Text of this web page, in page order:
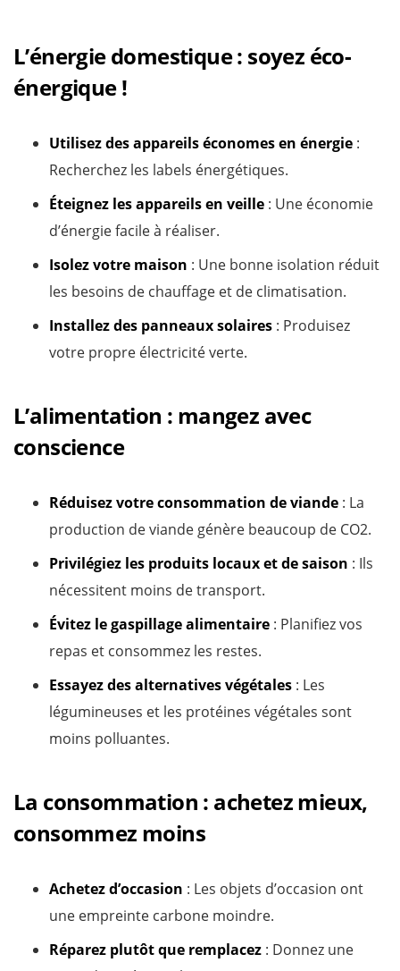
L’énergie domestique : soyez éco-
énergique !
Utilisez des appareils économes en énergie :
Recherchez les labels énergétiques.
Éteignez les appareils en veille : Une économie
d’énergie facile à réaliser.
Isolez votre maison : Une bonne isolation réduit
les besoins de chauffage et de climatisation.
Installez des panneaux solaires : Produisez
votre propre électricité verte.
L’alimentation : mangez avec
conscience
Réduisez votre consommation de viande : La
production de viande génère beaucoup de CO2.
Privilégiez les produits locaux et de saison : Ils
nécessitent moins de transport.
Évitez le gaspillage alimentaire : Planifiez vos
repas et consommez les restes.
Essayez des alternatives végétales : Les
légumineuses et les protéines végétales sont
moins polluantes.
La consommation : achetez mieux,
consommez moins
Achetez d’occasion : Les objets d’occasion ont
une empreinte carbone moindre.
Réparez plutôt que remplacez : Donnez une